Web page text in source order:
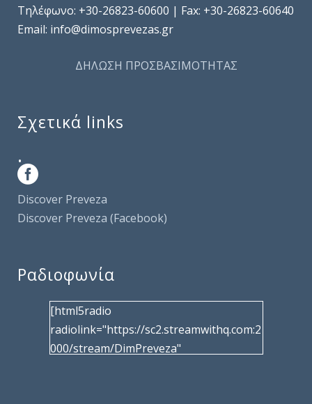
Τηλέφωνo: +30-26823-60600 | Fax: +30-26823-60640
Email: info@dimosprevezas.gr
ΔΗΛΩΣΗ ΠΡΟΣΒΑΣΙΜΟΤΗΤΑΣ
Σχετικά links
.
Discover Preveza
Discover Preveza (Facebook)
Ραδιοφωνία
[html5radio
radiolink="https://sc2.streamwithq.com:2
000/stream/DimPreveza"